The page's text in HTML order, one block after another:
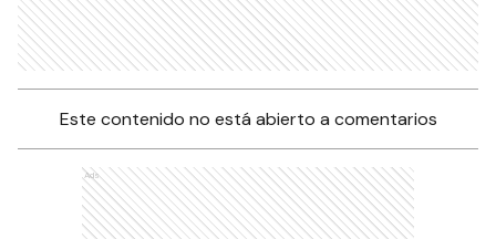
Este contenido no está abierto a comentarios
Ads